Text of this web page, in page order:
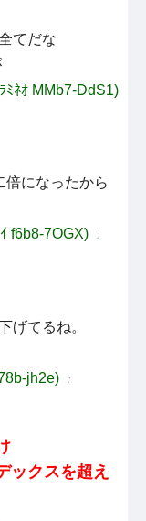
てだな
ﾐﾈｵ MMb7-DdS1)
倍になったから
f6b8-7OGX) ：
げてるね。
jh2e) ：
ックスを超え